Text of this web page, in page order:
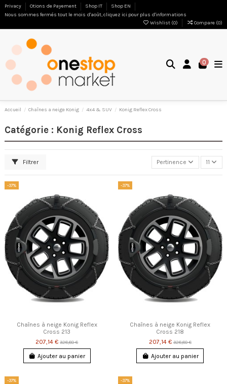
Privacy Otions de Payement Shop IT
Shop EN
Nous sommes fermés tout le mois d'août, cliquez ici pour plus d'informations
Wishlist (0) Compare (0)
0
Accueil Chaînes a neige Konig 4x4 & SUV Konig Reflex Cross
Catégorie : Konig Reflex Cross
Filtrer Pertinence 11
-37%
Chaînes à neige Konig Reflex
Cross 213
207,14 €328,80 €
Ajouter au panier
-37%
Chaînes à neige Konig Reflex
Cross 218
207,14 €328,80 €
Ajouter au panier
-37% -37%